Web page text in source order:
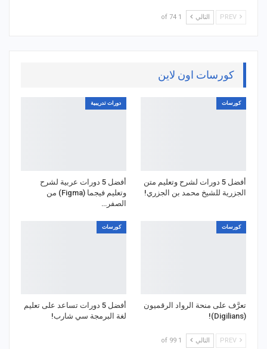
التالي 1 of 74
كورسات اون لاين
كورسات
أفضل 5 دورات لشرح وتعليم متن
الجزرية للشيخ محمد بن الجزري!
دورات تدريبية
أفضل 5 دورات عربية لشرح
وتعليم فيجما (Figma) من
الصفر…
كورسات
تعرَّف على منحة الرواد الرقميون
(Digilians)!
كورسات
أفضل 5 دورات تساعد على تعليم
لغة البرمجة سي شارب!
التالي 1 of 99